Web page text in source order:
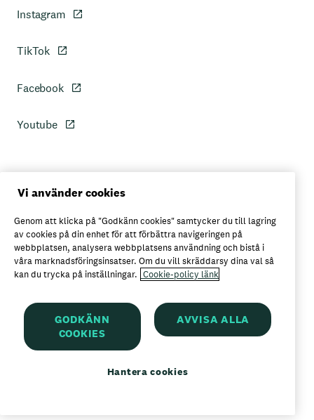
Instagram
TikTok
Facebook
Youtube
Personuppgiftspolicy
Axfoods integritetspolicy
Här kan du köpa Garant
Garant är ett registrerat varumärke för
Vi använder cookies
Genom att klicka på "Godkänn cookies" samtycker du till lagring
av cookies på din enhet för att förbättra navigeringen på
webbplatsen, analysera webbplatsens användning och bistå i
våra marknadsföringsinsatser. Om du vill skräddarsy dina val så
kan du trycka på inställningar. Cookie-policy länk
GODKÄNN
COOKIES
AVVISA ALLA
Hantera cookies